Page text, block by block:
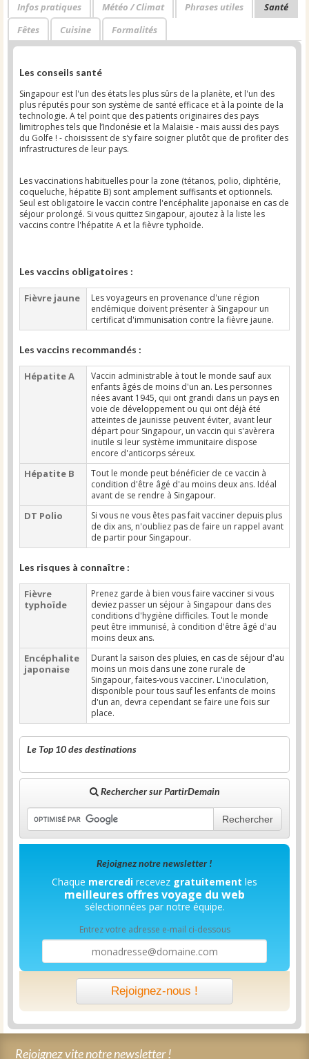
Infos pratiques Météo / Climat Phrases utiles
Santé
Fêtes
Cuisine Formalités
Les conseils santé
Singapour est l'un des états les plus sûrs de la planète, et l'un des
plus réputés pour son système de santé efficace et à la pointe de la
technologie. A tel point que des patients originaires des pays
limitrophes tels que l’Indonésie et la Malaisie - mais aussi des pays
du Golfe ! - choisissent de s'y faire soigner plutôt que de profiter des
infrastructures de leur pays.
Les vaccinations habituelles pour la zone (tétanos, polio, diphtérie,
coqueluche, hépatite B) sont amplement suffisants et optionnels.
Seul est obligatoire le vaccin contre l'encéphalite japonaise en cas de
séjour prolongé. Si vous quittez Singapour, ajoutez à la liste les
vaccins contre l'hépatite A et la fièvre typhoïde.
Les vaccins obligatoires :
Fièvre jaune
Les voyageurs en provenance d'une région
endémique doivent présenter à Singapour un
certificat d'immunisation contre la fièvre jaune.
Les vaccins recommandés :
Hépatite A
Vaccin administrable à tout le monde sauf aux
enfants âgés de moins d'un an. Les personnes
nées avant 1945, qui ont grandi dans un pays en
voie de développement ou qui ont déjà été
atteintes de jaunisse peuvent éviter, avant leur
départ pour Singapour, un vaccin qui s'avèrera
inutile si leur système immunitaire dispose
encore d'anticorps séreux.
Hépatite B
Tout le monde peut bénéficier de ce vaccin à
condition d'être âgé d'au moins deux ans. Idéal
avant de se rendre à Singapour.
DT Polio
Si vous ne vous êtes pas fait vacciner depuis plus
de dix ans, n'oubliez pas de faire un rappel avant
de partir pour Singapour.
Les risques à connaître :
Fièvre
typhoïde
Prenez garde à bien vous faire vacciner si vous
deviez passer un séjour à Singapour dans des
conditions d'hygiène difficiles. Tout le monde
peut être immunisé, à condition d'être âgé d'au
moins deux ans.
Encéphalite
japonaise
Durant la saison des pluies, en cas de séjour d'au
moins un mois dans une zone rurale de
Singapour, faites-vous vacciner. L'inoculation,
disponible pour tous sauf les enfants de moins
d'un an, devra cependant se faire une fois sur
place.
Le Top 10 des destinations
Rechercher sur PartirDemain
Rechercher
Rejoignez notre newsletter !
Chaque mercredi recevez gratuitement les
meilleures offres voyage du web
sélectionnées par notre équipe.
Entrez votre adresse e-mail ci-dessous
Rejoignez-nous !
Rejoignez vite notre newsletter !